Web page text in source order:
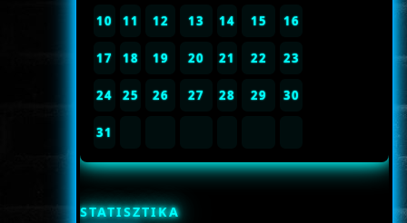
10 11 12 13 14 15 16
17 18 19 20 21 22 23
24 25 26 27 28 29 30
31
STATISZTIKA